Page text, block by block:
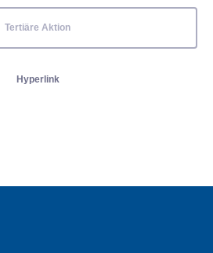
Tertiäre Aktion
Hyperlink